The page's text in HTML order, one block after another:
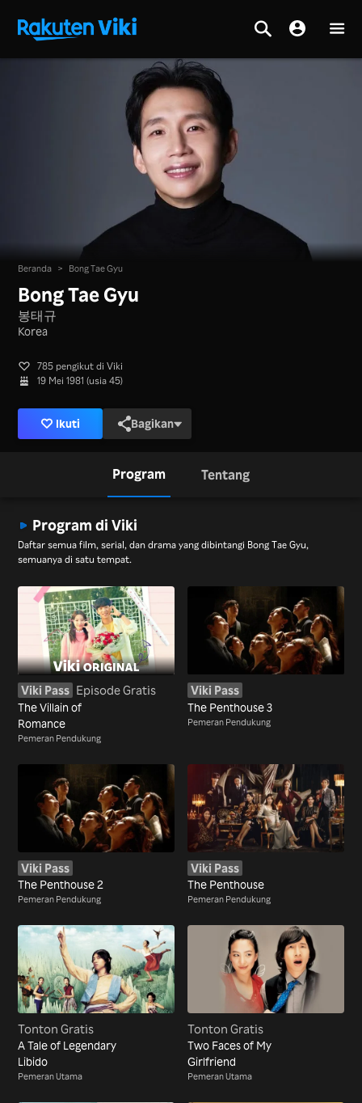
Beranda > Bong Tae Gyu
Bong Tae Gyu
봉태규
Korea
785 pengikut di Viki
19 Mei 1981 (usia 45)
Ikuti Bagikan
Program Tentang
Program di Viki
Daftar semua film, serial, dan drama yang dibintangi Bong Tae Gyu,
semuanya di satu tempat.
Viki Pass Episode Gratis
The Villain of
Romance
Pemeran Pendukung
Viki Pass
The Penthouse 3
Pemeran Pendukung
Viki Pass
The Penthouse 2
Pemeran Pendukung
Viki Pass
The Penthouse
Pemeran Pendukung
Tonton Gratis
A Tale of Legendary
Libido
Pemeran Utama
Tonton Gratis
Two Faces of My
Girlfriend
Pemeran Utama